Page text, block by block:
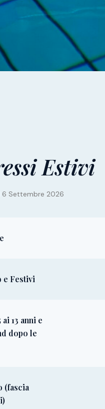
Estivi
6 Settembre 2026
e Festivi
13 anni e
dopo le
(fascia